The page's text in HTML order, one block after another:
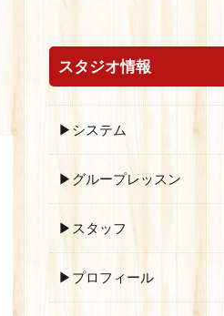
スタジオ情報
▶システム
▶グループレッスン
▶スタッフ
▶プロフィール